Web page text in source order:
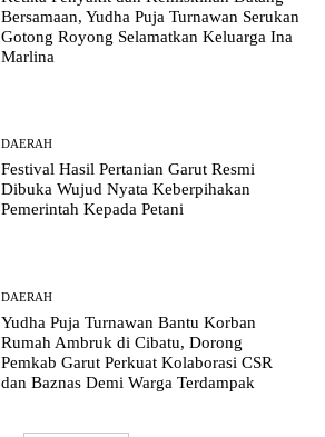
Bersamaan, Yudha Puja Turnawan Serukan
Gotong Royong Selamatkan Keluarga Ina
Marlina
DAERAH
Festival Hasil Pertanian Garut Resmi
Dibuka Wujud Nyata Keberpihakan
Pemerintah Kepada Petani
DAERAH
Yudha Puja Turnawan Bantu Korban
Rumah Ambruk di Cibatu, Dorong
Pemkab Garut Perkuat Kolaborasi CSR
dan Baznas Demi Warga Terdampak